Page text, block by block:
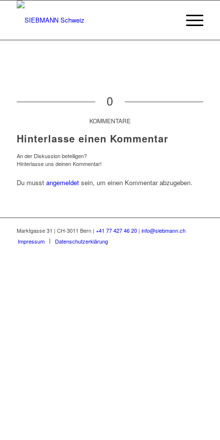
0
KOMMENTARE
Hinterlasse einen Kommentar
An der Diskussion beteiligen?
Hinterlasse uns deinen Kommentar!
Du musst angemeldetsein, um einen Kommentar abzugeben.
Marktgasse 31 | CH-3011 Bern | +41 77 427 46 20| info@siebmann.ch
Impressum
Datenschutzerklärung